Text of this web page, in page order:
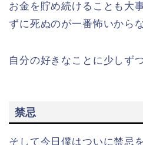
お金を貯め続けることも大
ずに死ぬのが一番怖いから
自分の好きなことに少しず
禁忌
そして今日僕はついに禁忌